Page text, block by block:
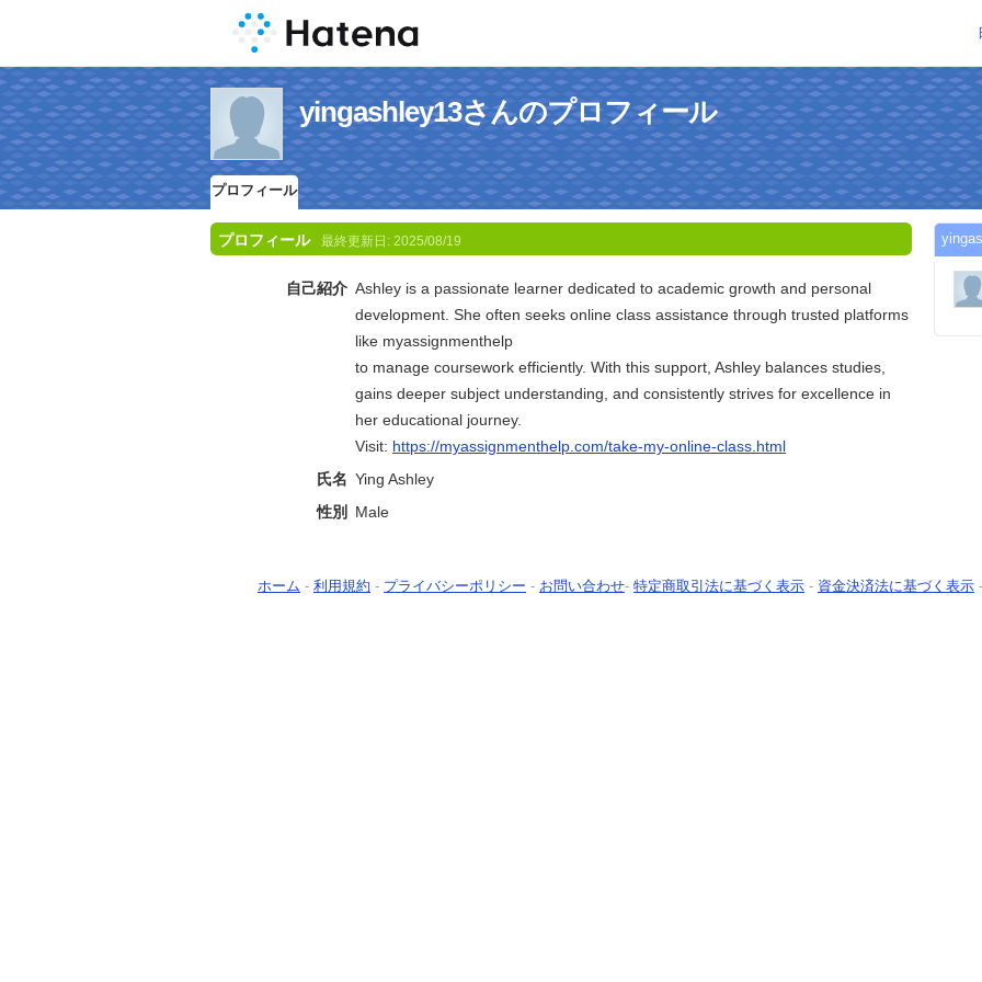
yingashley13さんのプロフィール
プロフィール
プロフィール 最終更新日: 2025/08/19
自己紹介 Ashley is a passionate learner dedicated to academic growth and personal
development. She often seeks online class assistance through trusted platforms
like myassignmenthelp
to manage coursework efficiently. With this support, Ashley balances studies,
gains deeper subject understanding, and consistently strives for excellence in
her educational journey.
Visit: https://myassignmenthelp.com/take-my-online-class.html
氏名 Ying Ashley
性別
Male
ホーム - 利用規約 - プライバシーポリシー - お問い合わせ- 特定商取引法に基づく表示 - 資金決済法に基づく表示 -